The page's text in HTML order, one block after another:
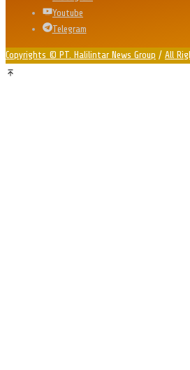
Youtube
Telegram
Copyrights © PT. Halilintar News Group / All